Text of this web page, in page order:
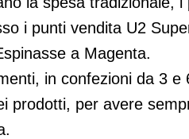
i punti vendita U2
a Magenta.
in confezioni da 3
prodotti, per avere